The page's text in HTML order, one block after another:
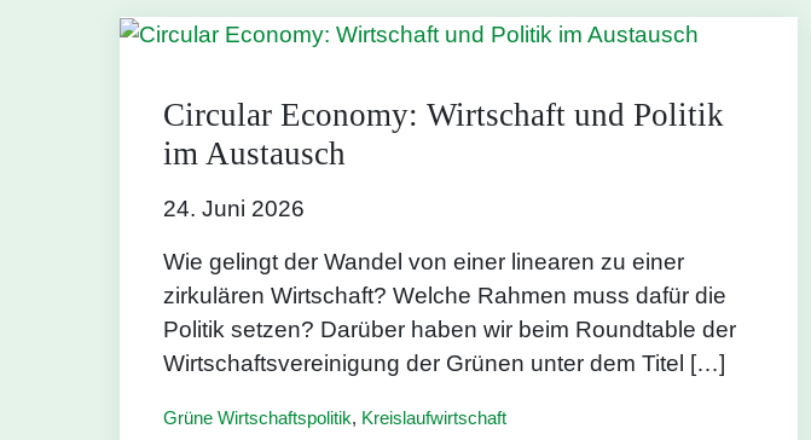
Circular Economy: Wirtschaft und Politik
im Austausch
24. Juni 2026
Wie gelingt der Wandel von einer linearen zu einer
zirkulären Wirtschaft? Welche Rahmen muss dafür die
Politik setzen? Darüber haben wir beim Roundtable der
Wirtschaftsvereinigung der Grünen unter dem Titel […]
Grüne Wirtschaftspolitik, Kreislaufwirtschaft